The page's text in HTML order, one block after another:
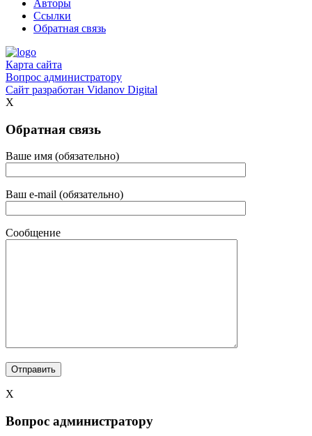
Авторы
Ссылки
Обратная связь
Карта сайта
Вопрос администратору
Сайт разработан Vidanov Digital
X
Обратная связь
Ваше имя (обязательно)
Ваш e-mail (обязательно)
Сообщение
X
Вопрос администратору